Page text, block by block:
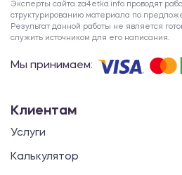
Эксперты сайта za4etka.info проводят
структурированию материала по
Результат данной работы не является
служить источником для его написания.
Мы принимаем:
Клиентам
Услуги
Калькулятор